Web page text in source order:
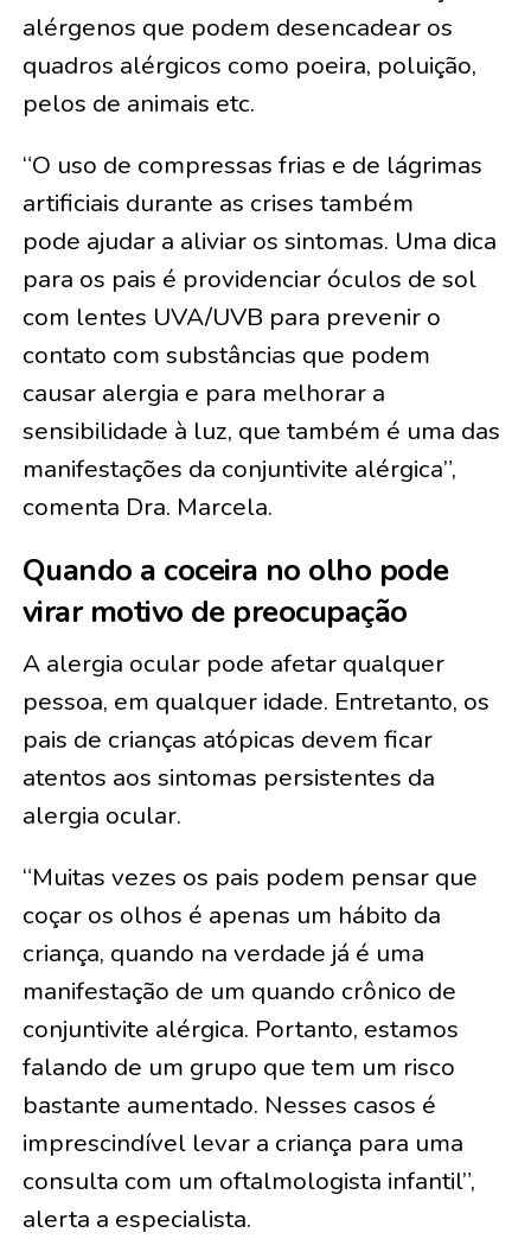
alérgenos que podem desencadear os
quadros alérgicos como poeira, poluição,
pelos de animais etc.
“O uso de compressas frias e de lágrimas
artificiais durante as crises também
pode ajudar a aliviar os sintomas. Uma dica
para os pais é providenciar óculos de sol
com lentes UVA/UVB para prevenir o
contato com substâncias que podem
causar alergia e para melhorar a
sensibilidade à luz, que também é uma das
manifestações da conjuntivite alérgica”,
comenta Dra. Marcela.
Quando a coceira no olho pode
virar motivo de preocupação
A alergia ocular pode afetar qualquer
pessoa, em qualquer idade. Entretanto, os
pais de crianças atópicas devem ficar
atentos aos sintomas persistentes da
alergia ocular.
“Muitas vezes os pais podem pensar que
coçar os olhos é apenas um hábito da
criança, quando na verdade já é uma
manifestação de um quando crônico de
conjuntivite alérgica. Portanto, estamos
falando de um grupo que tem um risco
bastante aumentado. Nesses casos é
imprescindível levar a criança para uma
consulta com um oftalmologista infantil”,
alerta a especialista.